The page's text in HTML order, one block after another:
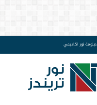
دبلومة نور اكاديمي